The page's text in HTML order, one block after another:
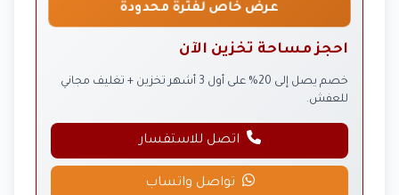
عرض خاص لفترة محدودة
احجز مساحة تخزين الآن
خصم يصل إلى 20% على أول 3 أشهر تخزين + تغليف مجاني
للعفش.
اتصل للاستفسار
تواصل واتساب